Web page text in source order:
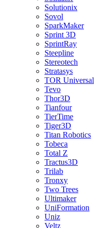
Solutionix
Sovol
SparkMaker
Sprint 3D
SprintRay
Steepline
Stereotech
Stratasys
TOR Universal
Tevo
Thor3D
Tianfour
TierTime
Tiger3D
Titan Robotics
Tobeca
Total Z
Tractus3D
Trilab
Tronxy
Two Trees
Ultimaker
UniFormation
Uniz
Veltz